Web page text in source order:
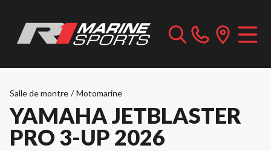
Salle de montre / Motomarine
YAMAHA JETBLASTER
PRO 3-UP 2026